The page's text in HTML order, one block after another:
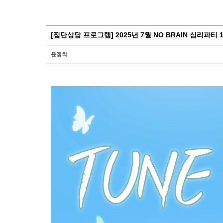
[집단상담 프로그램] 2025년 7월 NO BRAIN 심리파티
윤정희